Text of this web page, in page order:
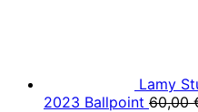
Lamy
2023 Ballpoint 60,00